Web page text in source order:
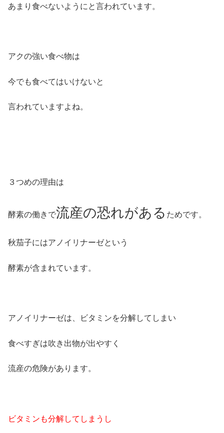
あまり食べないようにと言われています。
アクの強い食べ物は
今でも食べてはいけないと
言われていますよね。
３つめの理由は
酵素の働きで流産の恐れがある ためです。
秋茄子にはアノイリナーゼという
酵素が含まれています。
アノイリナーゼは、ビタミンを分解してしまい
食べすぎは吹き出物が出やすく
流産の危険があります。
ビタミンも分解してしまうし